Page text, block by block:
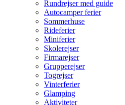
Rundrejser med guide
Autocamper ferier
Sommerhuse
Rideferier
Miniferier
Skolerejser
Firmarejser
Grupperejser
Togrejser
Vinterferier
Glamping
Aktiviteter